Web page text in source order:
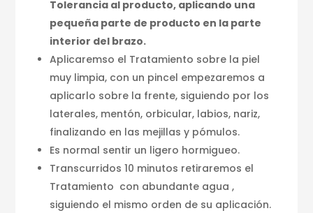
Tolerancia al producto, aplicando una
pequeña parte de producto en la parte
interior del brazo.
Aplicaremso el Tratamiento sobre la piel
muy limpia, con un pincel empezaremos a
aplicarlo sobre la frente, siguiendo por los
laterales, mentón, orbicular, labios, nariz,
finalizando en las mejillas y pómulos.
Es normal sentir un ligero hormigueo.
Transcurridos 10 minutos retiraremos el
Tratamiento con abundante agua ,
siguiendo el mismo orden de su aplicación.